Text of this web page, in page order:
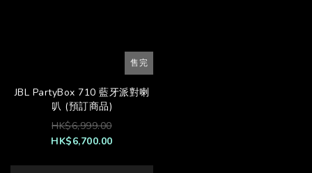
售完
JBL PartyBox 710 藍牙派對喇
叭 (預訂商品)
HK$6,999.00
HK$6,700.00